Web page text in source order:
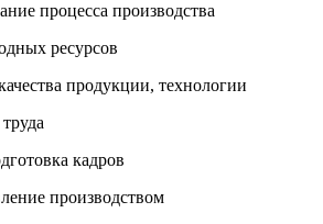
процесса производства
ресурсов
продукции, технологии
кадров
производством